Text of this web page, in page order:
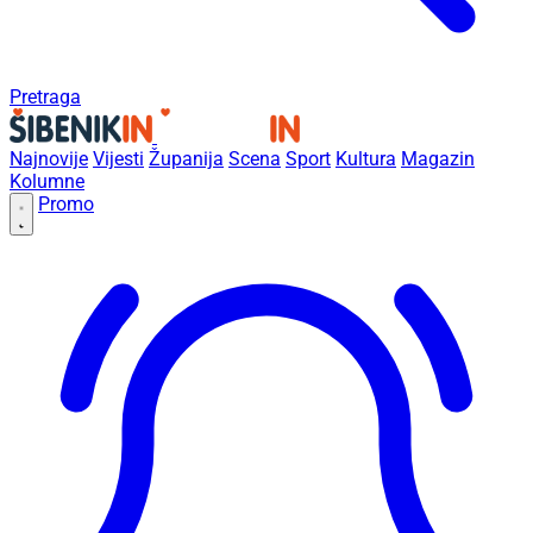
Pretraga
Najnovije Vijesti Županija Scena Sport Kultura Magazin
Kolumne
Promo